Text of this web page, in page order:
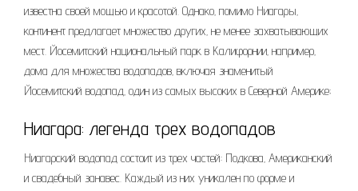
известна своей мощью и красотой. Однако‚ помимо Ниагары‚
континент предлагает множество других‚ не менее захватывающих
мест. Йосемитский национальный парк в Калифорнии‚ например‚
дома для множества водопадов‚ включая знаменитый
Йосемитский водопад‚ один из самых высоких в Северной Америке;
Ниагара: легенда трех водопадов
Ниагарский водопад состоит из трех частей: Подкова‚ Американский
и свадебный занавес. Каждый из них уникален по форме и